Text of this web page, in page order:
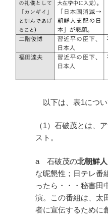
以下は、表1につい
（1）石破茂とは、
スト。
a 石破茂の北朝鮮
な昵懇性；日テレ番
ったら・・・秘書田
演。この番組は、太
者に宣伝するために